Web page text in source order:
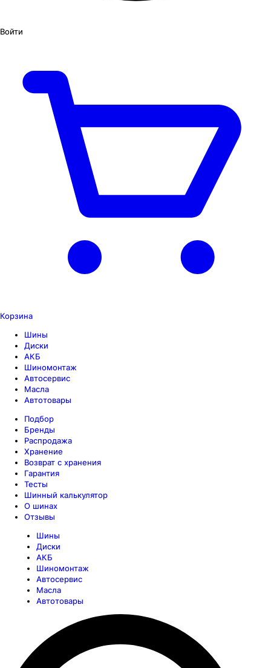
Войти
Корзина
Шины
Диски
АКБ
Шиномонтаж
Автосервис
Масла
Автотовары
Подбор
Бренды
Распродажа
Хранение
Возврат с хранения
Гарантия
Тесты
Шинный калькулятор
О шинах
Отзывы
Шины
Диски
АКБ
Шиномонтаж
Автосервис
Масла
Автотовары